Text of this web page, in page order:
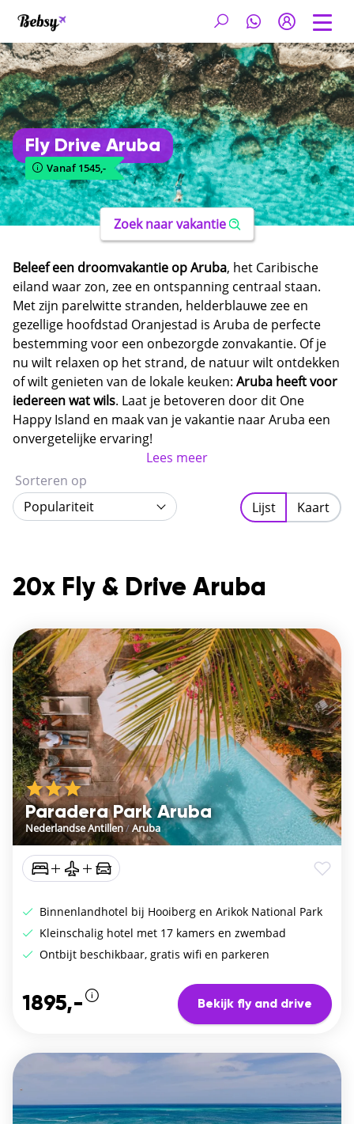
Fly Drive Aruba
Vanaf 1545,-
Zoek naar vakantie
Beleef een droomvakantie op Aruba, het Caribische
eiland waar zon, zee en ontspanning centraal staan.
Met zijn parelwitte stranden, helderblauwe zee en
gezellige hoofdstad Oranjestad is Aruba de perfecte
bestemming voor een onbezorgde zonvakantie. Of je
nu wilt relaxen op het strand, de natuur wilt ontdekken
of wilt genieten van de lokale keuken: Aruba heeft voor
iedereen wat wils. Laat je betoveren door dit One
Happy Island en maak van je vakantie naar Aruba een
onvergetelijke ervaring!
Lees meer
20x Fly & Drive Aruba
Paradera Park Aruba
Nederlandse Antillen/Aruba
Binnenlandhotel bij Hooiberg en Arikok National Park
Kleinschalig hotel met 17 kamers en zwembad
Ontbijt beschikbaar, gratis wifi en parkeren
1895,- Bekijk fly and drive
Sorteren op
Populariteit
Lijst Kaart